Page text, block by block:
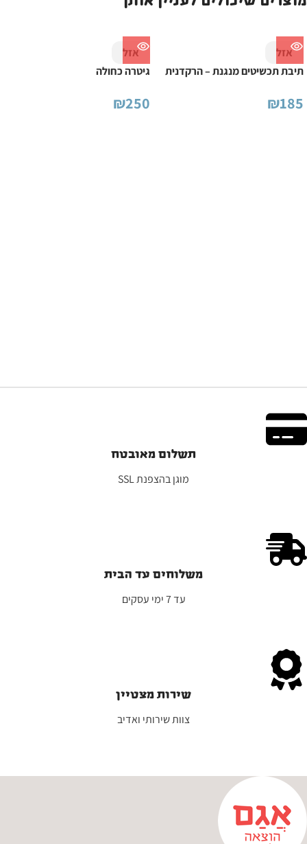
אזל
תיבת תכשיטים מנגנת – הרקדנית
₪185
אזל
גיטרה כחולה
₪250
שירות מצטיין
צוות שירותי ואדיב
משלוחים עד הבית
עד 7 ימי עסקים
תשלום מאובטח
מוגן בהצפנת SSL